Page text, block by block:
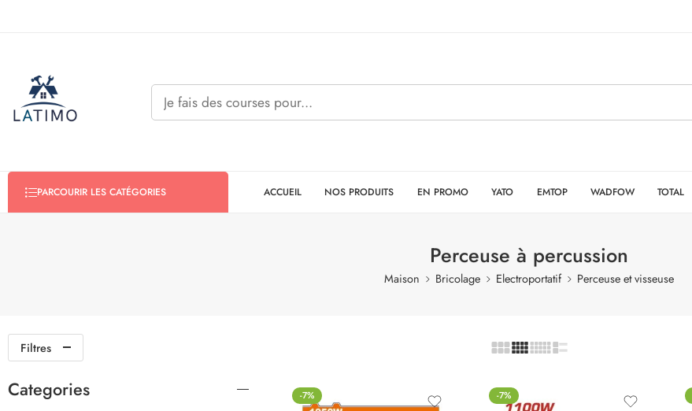
PARCOURIR LES CATÉGORIES ACCUEIL NOS PRODUITS EN PROMO YATO EMTOP WADFOW TOTAL
Perceuse à percussion
Maison Bricolage Electroportatif Perceuse et visseuse
Filtres
-7% -7%
Categories